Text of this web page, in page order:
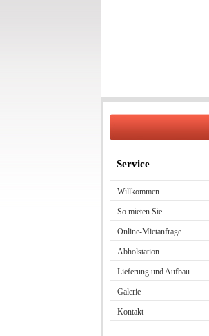
Service
Willkommen
So mieten Sie
Online-Mietanfrage
Abholstation
Lieferung und Aufbau
Galerie
Kontakt